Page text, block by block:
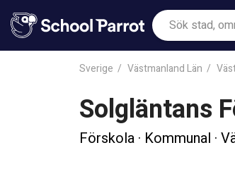
Sverige Västmanland Län
Solgläntans
Förskola · Kommunal ·